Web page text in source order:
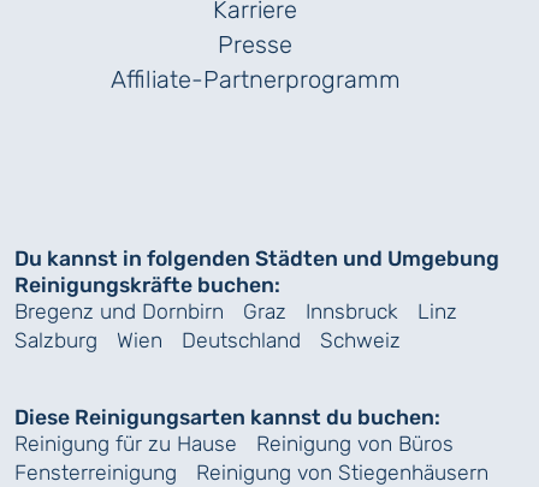
Karriere
Presse
Affiliate-Partnerprogramm
Du kannst in folgenden Städten und Umgebung
Reinigungskräfte buchen:
Bregenz und Dornbirn
Graz Innsbruck
Linz
Salzburg
Wien Deutschland Schweiz
Diese Reinigungsarten kannst du buchen:
Reinigung für zu Hause
Reinigung von Büros
Fensterreinigung
Reinigung von Stiegenhäusern